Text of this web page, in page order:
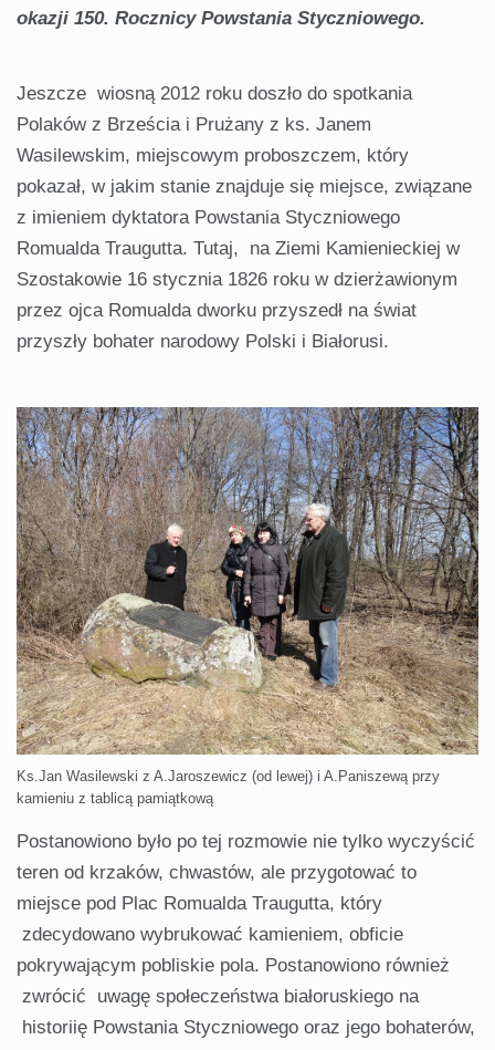
okazji 150. Rocznicy Powstania Styczniowego.
Jeszcze wiosną 2012 roku doszło do spotkania
Polaków z Brześcia i Prużany z ks. Janem
Wasilewskim, miejscowym proboszczem, który
pokazał, w jakim stanie znajduje się miejsce, związane
z imieniem dyktatora Powstania Styczniowego
Romualda Traugutta. Tutaj, na Ziemi Kamienieckiej w
Szostakowie 16 stycznia 1826 roku w dzierżawionym
przez ojca Romualda dworku przyszedł na świat
przyszły bohater narodowy Polski i Białorusi.
Ks.Jan Wasilewski z A.Jaroszewicz (od lewej) i A.Paniszewą przy
kamieniu z tablicą pamiątkową
Postanowiono było po tej rozmowie nie tylko wyczyścić
teren od krzaków, chwastów, ale przygotować to
miejsce pod Plac Romualda Traugutta, który
zdecydowano wybrukować kamieniem, obficie
pokrywającym pobliskie pola. Postanowiono również
zwrócić uwagę społeczeństwa białoruskiego na
historiię Powstania Styczniowego oraz jego bohaterów,